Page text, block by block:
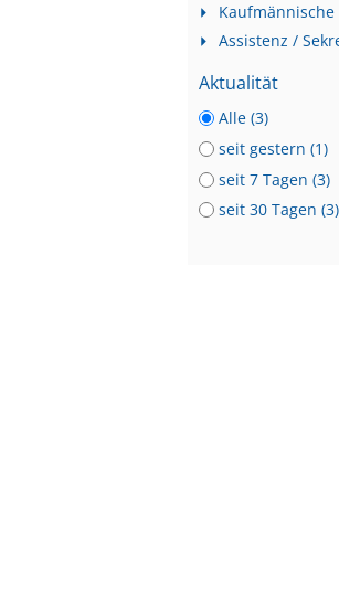
Assistenz /
Aktualität
Alle (3)
seit gestern (1)
seit 7 Tagen (3)
seit 30 Tagen (3)